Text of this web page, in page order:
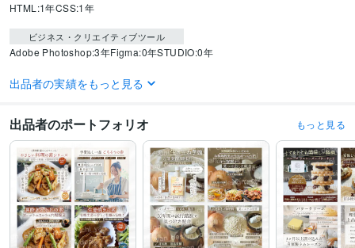
HTML:1年CSS:1年
ビジネス・クリエイティブツール
Adobe Photoshop:3年Figma:0年STUDIO:0年
得意分野
出品者の実績をもっと見る
出品者のポートフォリオ もっと見る